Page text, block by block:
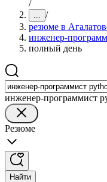
/
... /
резюме в
инженер-
полный день
инженер-программист
Резюме
Найти